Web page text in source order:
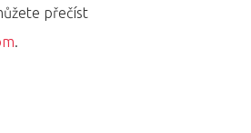
přečíst
.